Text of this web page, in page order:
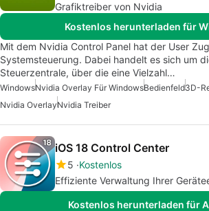
Grafiktreiber von Nvidia
Kostenlos herunterladen für
Mit dem Nvidia Control Panel hat der User
Systemsteuerung. Dabei handelt es sich um
Steuerzentrale, über die eine Vielzahl…
WindowsNvidia Overlay Für WindowsBedienfeld3D-
Nvidia OverlayNvidia Treiber
iOS 18 Control Center
5 Kostenlos
Effiziente Verwaltung Ihrer
Kostenlos herunterladen für